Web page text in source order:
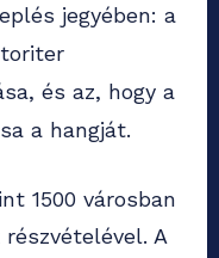
jegyében: a
és az, hogy a
a hangját.
1500 városban
A